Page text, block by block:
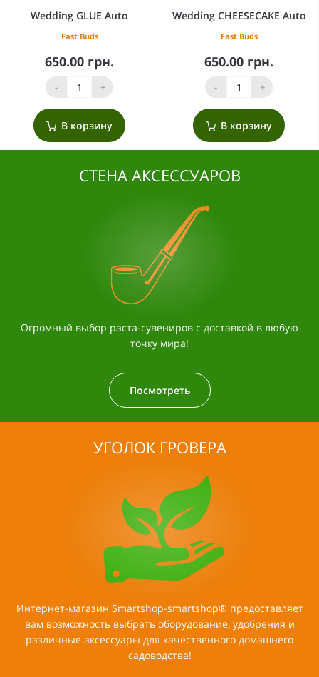
Wedding GLUE Auto
Fast Buds
650.00 грн.
- +
В корзину
Wedding CHEESECAKE Auto
Fast Buds
650.00 грн.
- +
В корзину
СТЕНА АКСЕССУАРОВ
Огромный выбор раста-сувениров с доставкой в любую
точку мира!
Посмотреть
УГОЛОК ГРОВЕРА
Интернет-магазин Smartshop-smartshop® предоставляет
вам возможность выбрать оборудование, удобрения и
различные аксессуары для качественного домашнего
садоводства!